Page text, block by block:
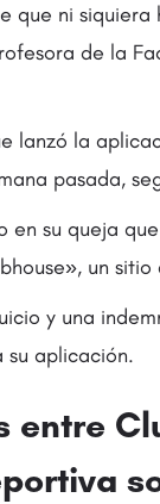
que ni
de la
lanzó la
pasada,
en su queja
un
y una
su aplicación.
entre